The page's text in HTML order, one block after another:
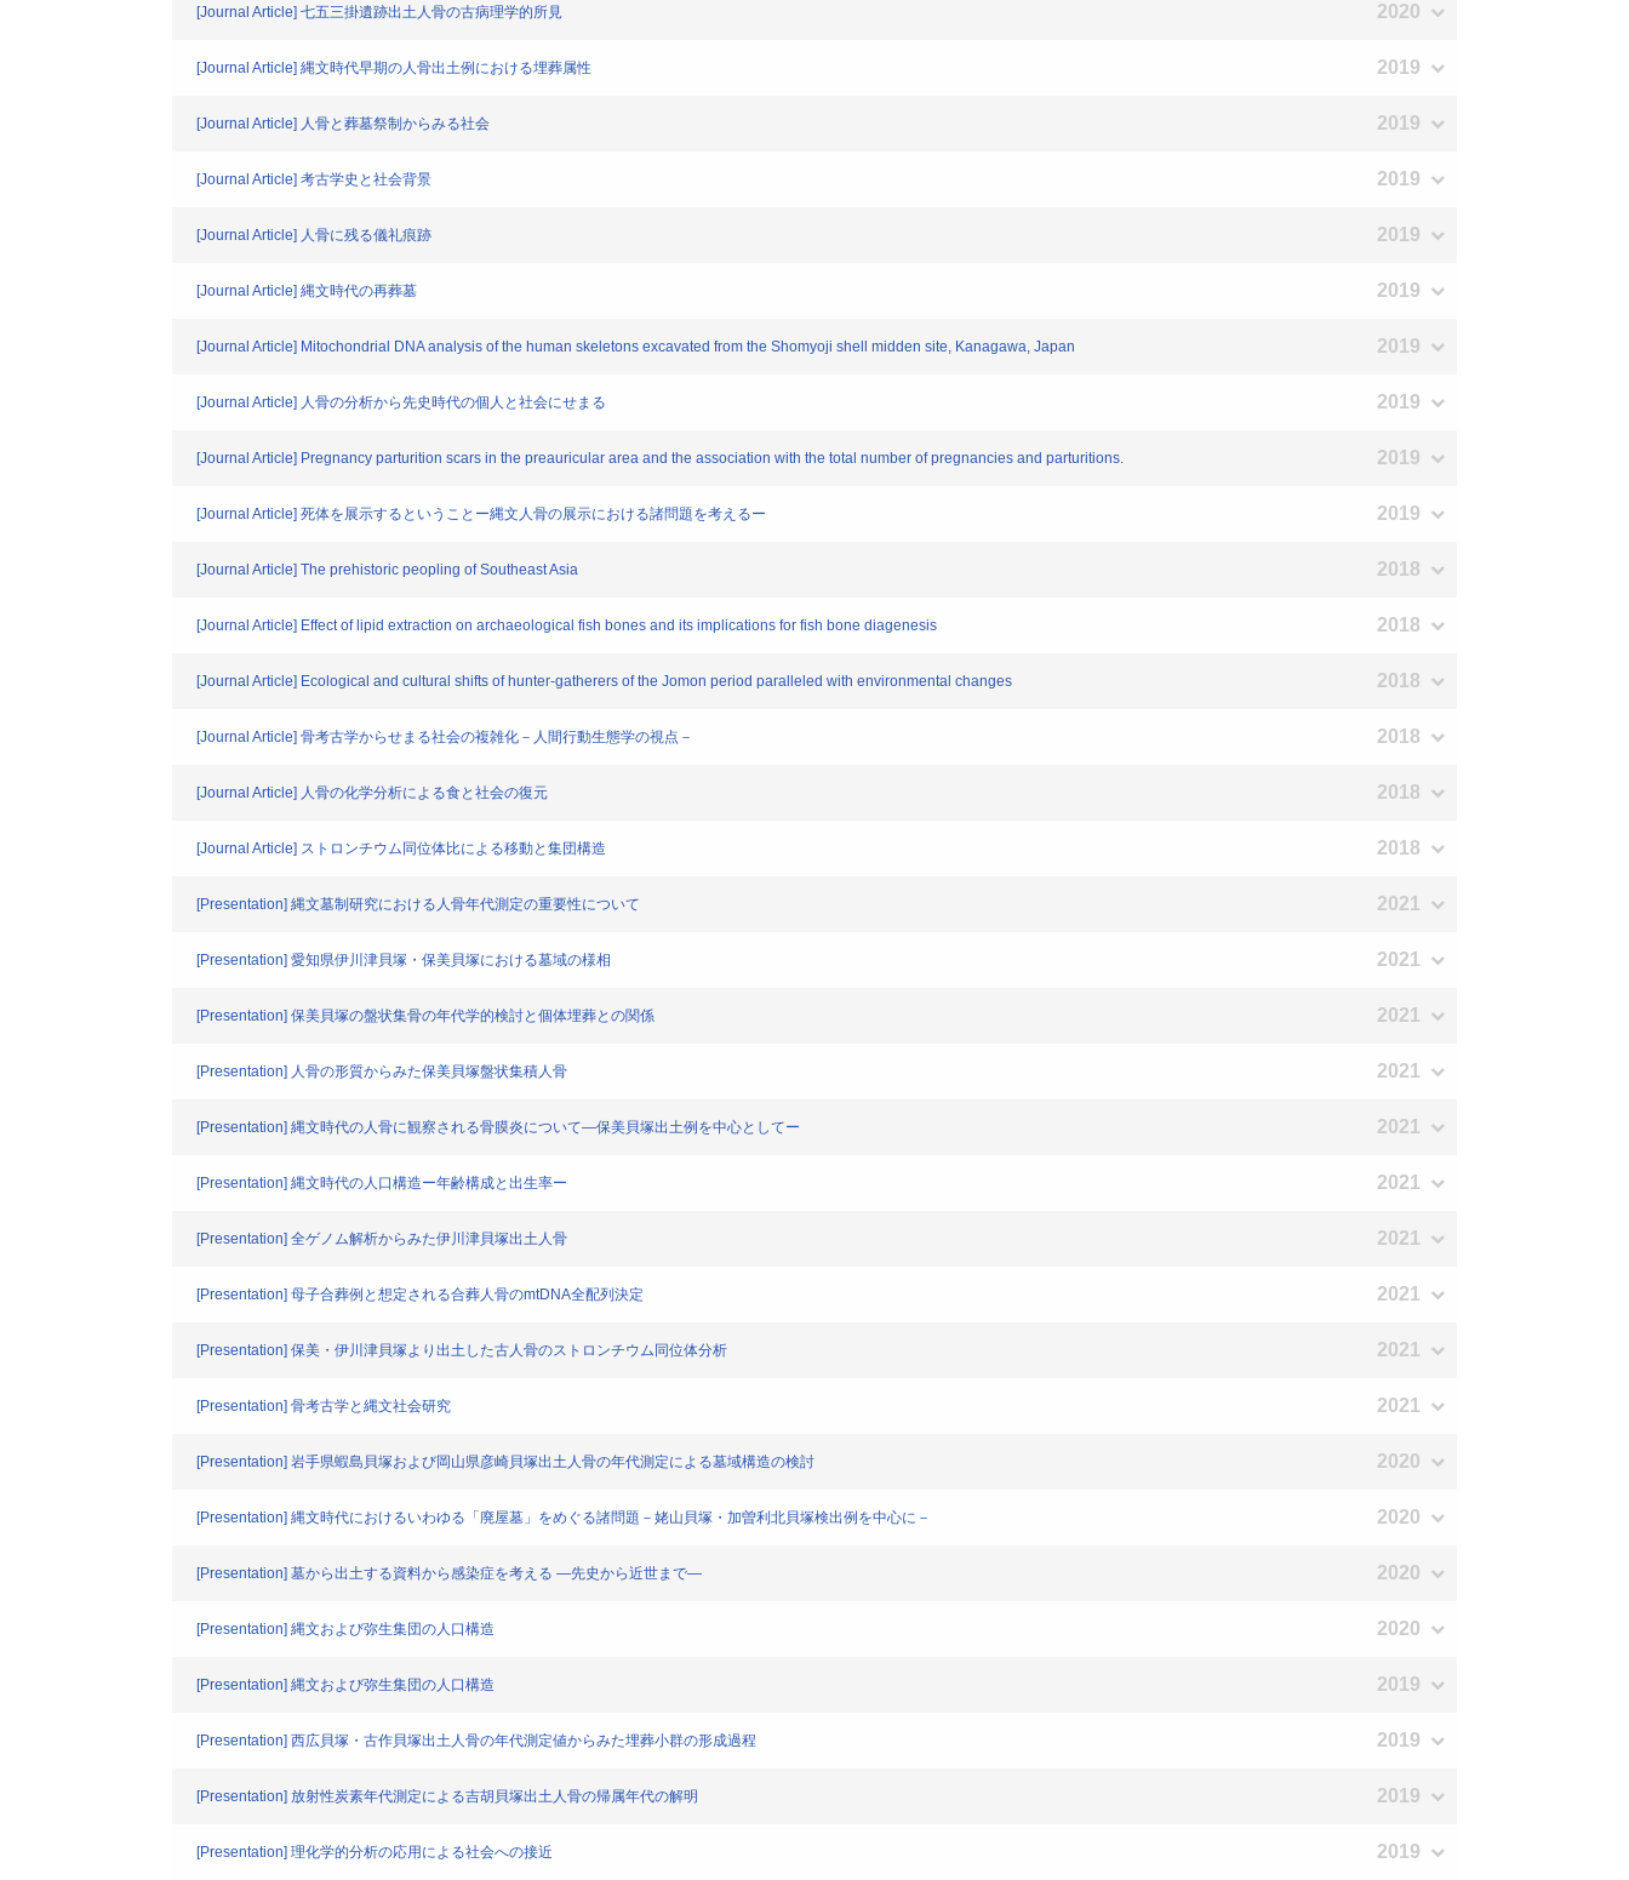
[Journal Article] 七五三掛遺跡出土人骨の古病理学的所見 2020
[Journal Article] 縄文時代早期の人骨出土例における埋葬属性 2019
[Journal Article] 人骨と葬墓祭制からみる社会 2019
[Journal Article] 考古学史と社会背景 2019
[Journal Article] 人骨に残る儀礼痕跡 2019
[Journal Article] 縄文時代の再葬墓 2019
[Journal Article] Mitochondrial DNA analysis of the human skeletons excavated from the Shomyoji shell midden site, Kanagawa, Japan 2019
[Journal Article] 人骨の分析から先史時代の個人と社会にせまる 2019
[Journal Article] Pregnancy parturition scars in the preauricular area and the association with the total number of pregnancies and parturitions. 2019
[Journal Article] 死体を展示するということー縄文人骨の展示における諸問題を考えるー 2019
[Journal Article] The prehistoric peopling of Southeast Asia 2018
[Journal Article] Effect of lipid extraction on archaeological fish bones and its implications for fish bone diagenesis 2018
[Journal Article] Ecological and cultural shifts of hunter-gatherers of the Jomon period paralleled with environmental changes 2018
[Journal Article] 骨考古学からせまる社会の複雑化－人間行動生態学の視点－ 2018
[Journal Article] 人骨の化学分析による食と社会の復元 2018
[Journal Article] ストロンチウム同位体比による移動と集団構造 2018
[Presentation] 縄文墓制研究における人骨年代測定の重要性について 2021
[Presentation] 愛知県伊川津貝塚・保美貝塚における墓域の様相 2021
[Presentation] 保美貝塚の盤状集骨の年代学的検討と個体埋葬との関係 2021
[Presentation] 人骨の形質からみた保美貝塚盤状集積人骨 2021
[Presentation] 縄文時代の人骨に観察される骨膜炎について―保美貝塚出土例を中心としてー 2021
[Presentation] 縄文時代の人口構造ー年齢構成と出生率ー 2021
[Presentation] 全ゲノム解析からみた伊川津貝塚出土人骨 2021
[Presentation] 母子合葬例と想定される合葬人骨のmtDNA全配列決定 2021
[Presentation] 保美・伊川津貝塚より出土した古人骨のストロンチウム同位体分析 2021
[Presentation] 骨考古学と縄文社会研究 2021
[Presentation] 岩手県蝦島貝塚および岡山県彦崎貝塚出土人骨の年代測定による墓域構造の検討 2020
[Presentation] 縄文時代におけるいわゆる「廃屋墓」をめぐる諸問題－姥山貝塚・加曽利北貝塚検出例を中心に－ 2020
[Presentation] 墓から出土する資料から感染症を考える ―先史から近世まで― 2020
[Presentation] 縄文および弥生集団の人口構造 2020
[Presentation] 縄文および弥生集団の人口構造 2019
[Presentation] 西広貝塚・古作貝塚出土人骨の年代測定値からみた埋葬小群の形成過程 2019
[Presentation] 放射性炭素年代測定による吉胡貝塚出土人骨の帰属年代の解明 2019
[Presentation] 理化学的分析の応用による社会への接近 2019